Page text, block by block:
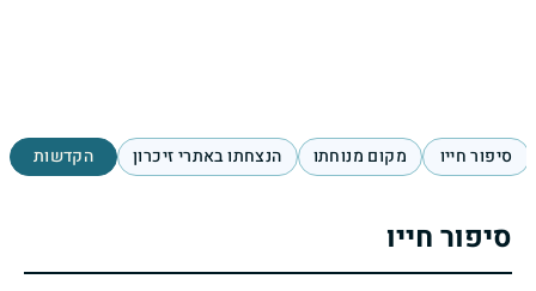
סיפור חייו מקום מנוחתו הנצחתו באתרי זיכרון הקדשות
סיפור חייו